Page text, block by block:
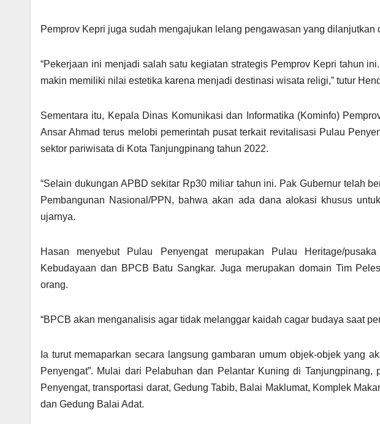
Pemprov Kepri juga sudah mengajukan lelang pengawasan yang
“Pekerjaan ini menjadi salah satu kegiatan strategis Pemprov Kepri tahun
makin memiliki nilai estetika karena menjadi destinasi wisata religi,” tutur
Sementara itu, Kepala Dinas Komunikasi dan Informatika (Kominfo)
Ansar Ahmad terus melobi pemerintah pusat terkait revitalisasi Pulau
sektor pariwisata di Kota Tanjungpinang tahun 2022.
“Selain dukungan APBD sekitar Rp30 miliar tahun ini. Pak Gubernur telah
Pembangunan Nasional/PPN, bahwa akan ada dana alokasi khusus
ujarnya.
Hasan menyebut Pulau Penyengat merupakan Pulau Heritage/
Kebudayaan dan BPCB Batu Sangkar. Juga merupakan domain Tim
orang.
“BPCB akan menganalisis agar tidak melanggar kaidah cagar budaya saat
Ia turut memaparkan secara langsung gambaran umum objek-objek yang
Penyengat”. Mulai dari Pelabuhan dan Pelantar Kuning di
Penyengat, transportasi darat, Gedung Tabib, Balai Maklumat, Komplek
dan Gedung Balai Adat.